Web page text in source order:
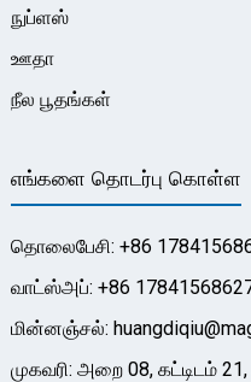
நுப்ளஸ்
ஊதா
நீல பூதங்கள்
எங்களை தொடர்பு கொள்ள
தொலைபேசி: +86
வாட்ஸ்அப்: +86
மின்னஞ்சல்:
முகவரி: அறை 08, கட்டிடம்